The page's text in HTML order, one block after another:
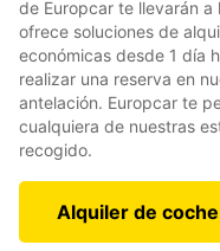
de Europcar te llevarán
ofrece soluciones de
económicas desde 1 día
realizar una reserva en
antelación. Europcar te
cualquiera de nuestras
recogido.
Alquiler de